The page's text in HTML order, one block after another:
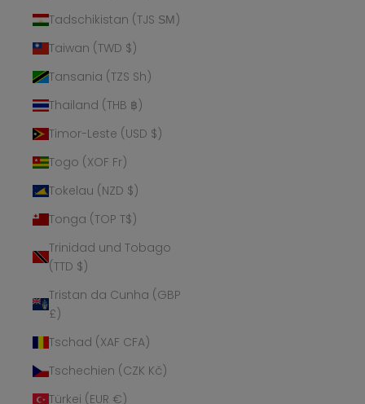
Tadschikistan (TJS ЅМ)
Taiwan (TWD $)
Tansania (TZS Sh)
Thailand (THB ฿)
Timor-Leste (USD $)
Togo (XOF Fr)
Tokelau (NZD $)
Tonga (TOP T$)
Trinidad und Tobago
(TTD $)
Tristan da Cunha (GBP
£)
Tschad (XAF CFA)
Tschechien (CZK Kč)
Türkei (EUR €)